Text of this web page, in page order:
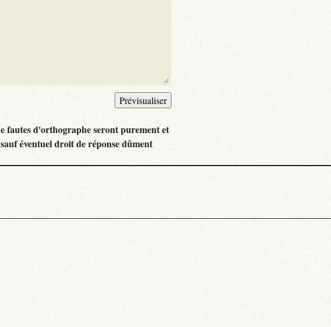
fautes d'orthographe seront purement et
éventuel droit de réponse dûment